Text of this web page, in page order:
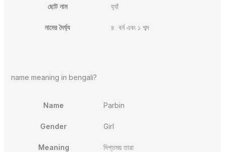
ছোট নাম হ্যাঁ
নামের দৈর্ঘ্য ৪ বর্ন এবং ১ শব্দ
name meaning in bengali?
Name Parbin
Gender Girl
Meaning দিপ্তময় তারা